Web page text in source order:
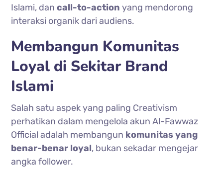
Islami, dancall-to-action yang mendorong
interaksi organik dari audiens.
Membangun Komunitas
Loyal di Sekitar Brand
Islami
Salah satu aspek yang paling Creativism
perhatikan dalam mengelola akun Al-Fawwaz
Official adalah membangun komunitas yang
benar-benar loyal, bukan sekadar mengejar
angka follower.